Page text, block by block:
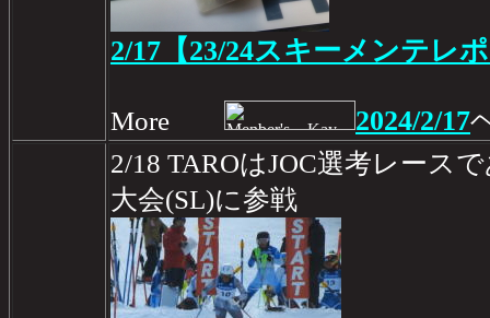
2/17【23/24スキーメンテレ
More 2024/2/17
2/18 TAROはJOC選考レース
大会(SL)に参戦